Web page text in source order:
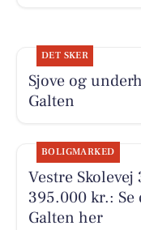
DET SKER
Sjove og
Galten
BOLIGMARKED
Vestre
395.000 kr.:
Galten her